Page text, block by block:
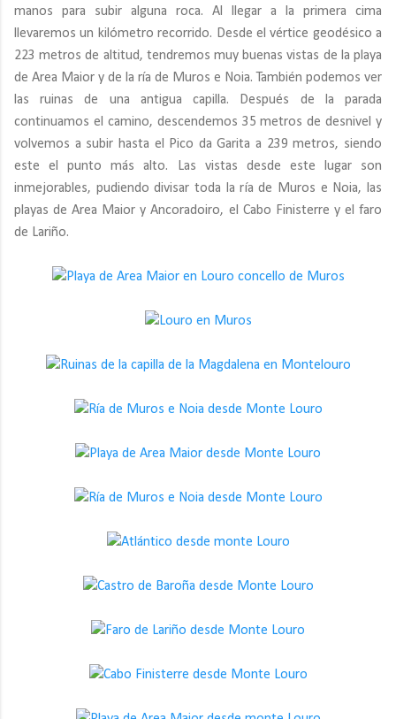
manos para subir alguna roca. Al llegar a la primera cima
llevaremos un kilómetro recorrido. Desde el vértice geodésico a
223 metros de altitud, tendremos muy buenas vistas de la playa
de Area Maior y de la ría de Muros e Noia. También podemos ver
las ruinas de una antigua capilla. Después de la parada
continuamos el camino, descendemos 35 metros de desnivel y
volvemos a subir hasta el Pico da Garita a 239 metros, siendo
este el punto más alto. Las vistas desde este lugar son
inmejorables, pudiendo divisar toda la ría de Muros e Noia, las
playas de Area Maior y Ancoradoiro, el Cabo Finisterre y el faro
de Lariño.